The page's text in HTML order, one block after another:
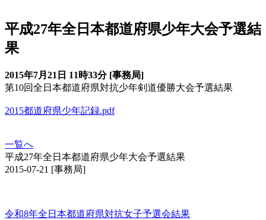
平成27年全日本都道府県少年大会予選結
果
2015年7月21日 11時33分 [事務局]
第10回全日本都道府県対抗少年剣道優勝大会予選結果
2015都道府県少年記録.pdf
一覧へ
平成27年全日本都道府県少年大会予選結果
2015-07-21 [事務局]
令和8年全日本都道府県対抗女子予選会結果